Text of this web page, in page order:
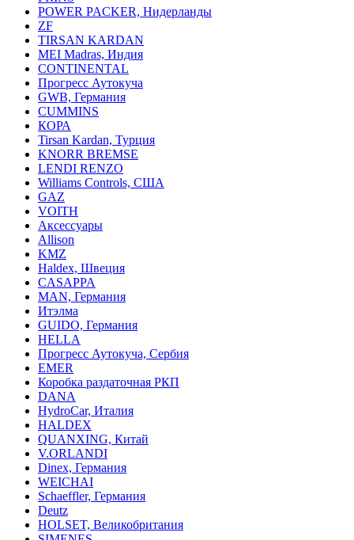
POWER PACKER, Нидерланды
ZF
TIRSAN KARDAN
MEI Madras, Индия
CONTINENTAL
Прогресс Аутокуча
GWB, Германия
CUMMINS
КОРА
Tirsan Kardan, Турция
KNORR BREMSE
LENDI RENZO
Williams Controls, США
GAZ
VOITH
Аксессуары
Allison
KMZ
Haldex, Швеция
CASAPPA
MAN, Германия
Итэлма
GUIDO, Германия
HELLA
Прогресс Аутокуча, Сербия
EMER
Коробка раздаточная РКП
DANA
HydroCar, Италия
HALDEX
QUANXING, Китай
V.ORLANDI
Dinex, Германия
WEICHAI
Schaeffler, Германия
Deutz
HOLSET, Великобритания